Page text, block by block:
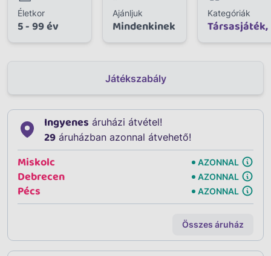
Életkor
5 - 99 év
Ajánljuk
Mindenkinek
Kategóriák
Játékszabály
Ingyenes áruházi átvétel!
29 áruházban azonnal átvehető!
Miskolc AZONNAL
Debrecen AZONNAL
Pécs AZONNAL
Összes áruház